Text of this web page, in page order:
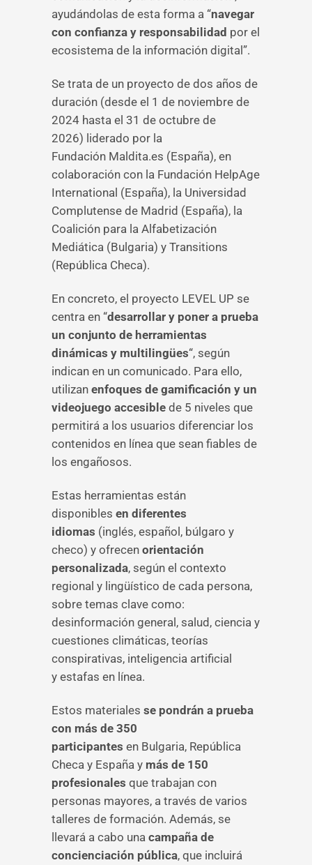
ayudándolas de esta forma a “navegar
con confianza y responsabilidad por el
ecosistema de la información digital”.
Se trata de un proyecto de dos años de
duración (desde el 1 de noviembre de
2024 hasta el 31 de octubre de
2026) liderado por la
Fundación Maldita.es (España), en
colaboración con la Fundación HelpAge
International (España), la Universidad
Complutense de Madrid (España), la
Coalición para la Alfabetización
Mediática (Bulgaria) y Transitions
(República Checa).
En concreto, el proyecto LEVEL UP se
centra en “desarrollar y poner a prueba
un conjunto de herramientas
dinámicas y multilingües“, según
indican en un comunicado. Para ello,
utilizan enfoques de gamificación y un
videojuego accesible de 5 niveles que
permitirá a los usuarios diferenciar los
contenidos en línea que sean fiables de
los engañosos.
Estas herramientas están
disponibles en diferentes
idiomas (inglés, español, búlgaro y
checo) y ofrecen orientación
personalizada, según el contexto
regional y lingüístico de cada persona,
sobre temas clave como:
desinformación general, salud, ciencia y
cuestiones climáticas, teorías
conspirativas, inteligencia artificial
y estafas en línea.
Estos materiales se pondrán a prueba
con más de 350
participantes en Bulgaria, República
Checa y España y más de 150
profesionales que trabajan con
personas mayores, a través de varios
talleres de formación. Además, se
llevará a cabo una campaña de
concienciación pública, que incluirá